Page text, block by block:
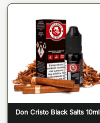
Don Cristo Black Salts 10ml